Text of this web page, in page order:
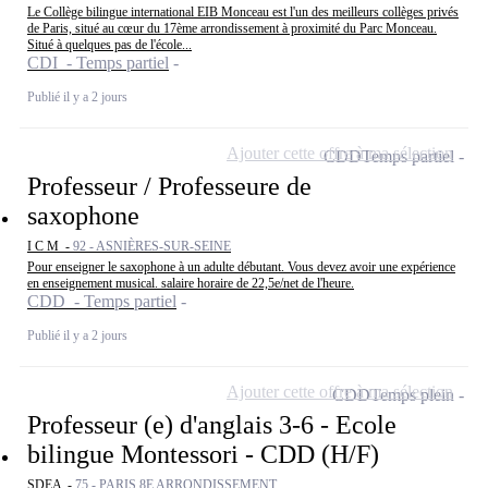
Le Collège bilingue international EIB Monceau est l'un des meilleurs collèges privés
de Paris, situé au cœur du 17ème arrondissement à proximité du Parc Monceau.
Situé à quelques pas de l'école...
CDI - Temps partiel
Publié il y a 2 jours
Professeur / Professeure de
saxophone
I C M - 92 - ASNIÈRES-SUR-SEINE
Pour enseigner le saxophone à un adulte débutant. Vous devez avoir une expérience
en enseignement musical. salaire horaire de 22,5e/net de l'heure.
CDD - Temps partiel
Publié il y a 2 jours
CDDTemps partiel
Ajouter cette offre à ma sélection
Professeur (e) d'anglais 3-6 - Ecole
bilingue Montessori - CDD (H/F)
SDEA - 75 - PARIS 8E ARRONDISSEMENT
CDDTemps plein
Ajouter cette offre à ma sélection